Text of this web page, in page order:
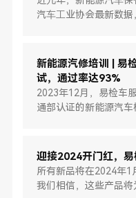
汽⻋⼯业协会最新数
总 销量将超过 3100
⻋浪潮和商机下，很多
不会 修、不敢修、没
维修业务。
新能源汽修培训 | 易
试，通过率达93%
2023年12月，易检车
通部认证的新能源汽
迎接2024开门红，易
所有新品将在2024年1
我们相信，这些产品